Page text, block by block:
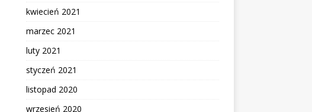
kwiecień 2021
marzec 2021
luty 2021
styczeń 2021
listopad 2020
wrzesień 2020